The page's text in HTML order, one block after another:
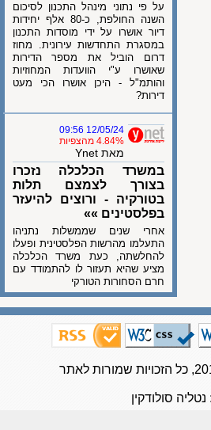
על פי נתוני מינהל התכנון לסיכום
השנה החולפת, כ-80 אלף יחידות
דיור אושרו על ידי מוסדות התכנון
במסגרת התחדשות עירונית. מחוז
דרום הוביל את מספר הדירות
שאושרו ע"י הוועדות המחוזיות
והותמ"ל - היכן אושרו הכי מעט
דירות?
12/05/24 09:56
4.84% מהצפיות
מאת Ynet
במשרד הכלכלה נזכרו
בצורך לצמצם תלות
בטורקיה - ורוצים להיעזר
בפלסטינים »»
אחרי שנים שממשלות נתניהו
התעלמו מהרשות הפלסטינית ופעלו
להחלשתה, כעת משרד הכלכלה
מציע שהיא תעזור לו להתמודד עם
חרם הסחורות הטורקי
סולודקין